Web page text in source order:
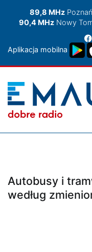
89,8 MHzPoznań
90,4 MHz Nowy
Aplikacja mobilna
Autobusy i
według